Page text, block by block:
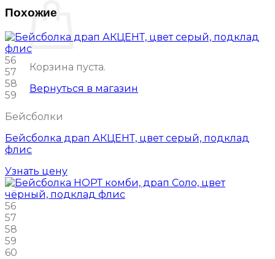
Корзина пуста.
Вернуться в магазин
Похожие
56
57
58
59
Бейсболки
Бейсболка драп АКЦЕНТ, цвет серый, подклад
флис
Узнать цену
56
57
58
59
60